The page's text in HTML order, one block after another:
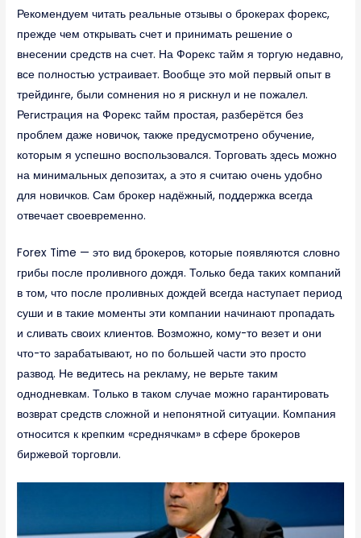
Рекомендуем читать реальные отзывы о брокерах форекс,
прежде чем открывать счет и принимать решение о
внесении средств на счет. На Форекс тайм я торгую недавно,
все полностью устраивает. Вообще это мой первый опыт в
трейдинге, были сомнения но я рискнул и не пожалел.
Регистрация на Форекс тайм простая, разберётся без
проблем даже новичок, также предусмотрено обучение,
которым я успешно воспользовался. Торговать здесь можно
на минимальных депозитах, а это я считаю очень удобно
для новичков. Сам брокер надёжный, поддержка всегда
отвечает своевременно.
Forex Time — это вид брокеров, которые появляются словно
грибы после проливного дождя. Только беда таких компаний
в том, что после проливных дождей всегда наступает период
суши и в такие моменты эти компании начинают пропадать
и сливать своих клиентов. Возможно, кому-то везет и они
что-то зарабатывают, но по большей части это просто
развод. Не ведитесь на рекламу, не верьте таким
однодневкам. Только в таком случае можно гарантировать
возврат средств сложной и непонятной ситуации. Компания
относится к крепким «среднячкам» в сфере брокеров
биржевой торговли.